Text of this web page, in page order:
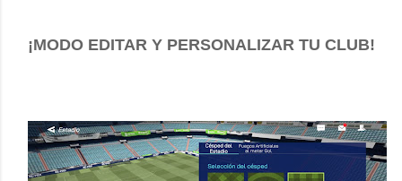
¡MODO EDITAR Y PERSONALIZAR TU CLUB!